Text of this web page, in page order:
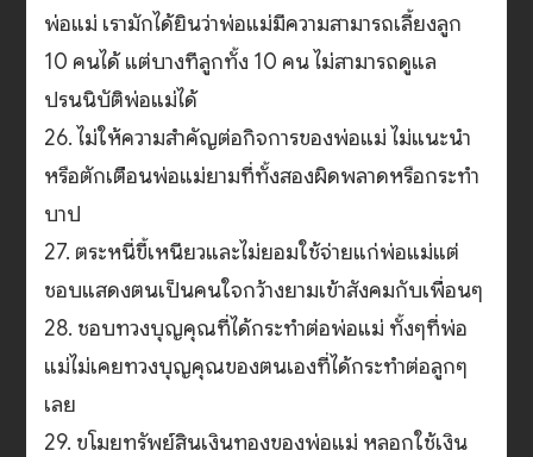
พ่อแม่ เรามักได้ยินว่าพ่อแม่มีความสามารถเลี้ยงลูก
10 คนได้ แต่บางทีลูกทั้ง 10 คน ไม่สามารถดูแล
ปรนนิบัติพ่อแม่ได้
26. ไม่ให้ความสำคัญต่อกิจการของพ่อแม่ ไม่แนะนำ
หรือตักเตือนพ่อแม่ยามที่ทั้งสองผิดพลาดหรือกระทำ
บาป
27. ตระหนี่ขี้เหนียวและไม่ยอมใช้จ่ายแก่พ่อแม่แต่
ชอบแสดงตนเป็นคนใจกว้างยามเข้าสังคมกับเพื่อนๆ
28. ชอบทวงบุญคุณที่ได้กระทำต่อพ่อแม่ ทั้งๆที่พ่อ
แม่ไม่เคยทวงบุญคุณของตนเองที่ได้กระทำต่อลูกๆ
เลย
29. ขโมยทรัพย์สินเงินทองของพ่อแม่ หลอกใช้เงิน